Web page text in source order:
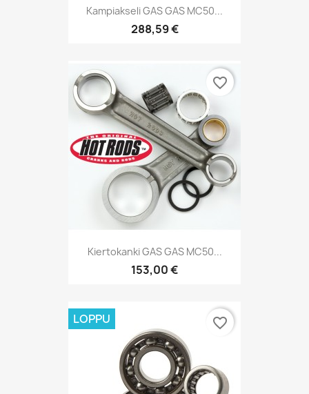
Kampiakseli GAS GAS MC50...
288,59 €
Kiertokanki GAS GAS MC50...
153,00 €
favorite_border
LOPPU favorite_border